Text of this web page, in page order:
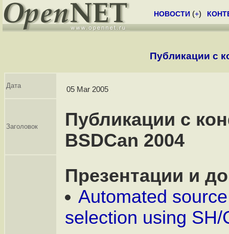
НОВОСТИ (+)
Публикации с
Дата 05 Mar 2005
Заголовок
Публикации с
BSDCan 2004
Презентации и
Automated
selection using SH/